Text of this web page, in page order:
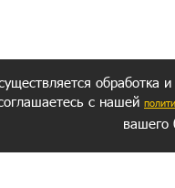
обработка
с нашей
вашего